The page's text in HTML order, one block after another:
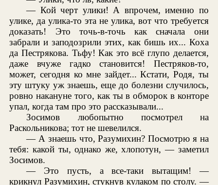
— Кой черт улики! А впрочем, именно по
улике, да улика-то эта не улика, вот что требуется
доказать! Это точь-в-точь как сначала они
забрали и заподозрили этих, как бишь их... Коха
да Пестрякова. Тьфу! Как это всё глупо делается,
даже вчуже гадко становится! Пестряков-то,
может, сегодня ко мне зайдет... Кстати, Родя, ты
эту штуку уж знаешь, еще до болезни случилось,
ровно накануне того, как ты в обморок в конторе
упал, когда там про это рассказывали...
Зосимов любопытно посмотрел на
Раскольникова; тот не шевелился.
— А знаешь что, Разумихин? Посмотрю я на
тебя: какой ты, однако же, хлопотун, — заметил
Зосимов.
— Это пусть, а все-таки вытащим! —
крикнул Разумихин, стукнув кулаком по столу. —